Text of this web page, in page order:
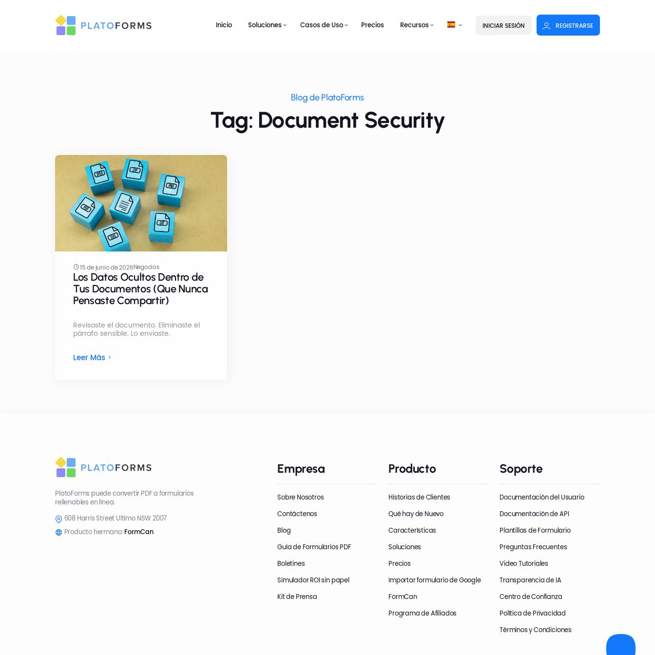
Inicio Soluciones Casos de Uso Precios Recursos INICIAR SESIÓN REGISTRARSE
Blog de PlatoForms
Tag: Document Security
15 de junio de 2026Negocios
Los Datos Ocultos Dentro de
Tus Documentos (Que Nunca
Pensaste Compartir)
Revisaste el documento. Eliminaste el
párrafo sensible. Lo enviaste.
Leer Más
PlatoForms puede convertir PDF a formularios
rellenables en línea.
608 Harris Street Ultimo NSW 2007
Producto hermano: FormCan
Empresa
Sobre Nosotros
Contáctenos
Blog
Guía de Formularios PDF
Boletines
Simulador ROI sin papel
Kit de Prensa
Producto
Historias de Clientes
Qué hay de Nuevo
Características
Soluciones
Precios
Importar formulario de Google
FormCan
Programa de Afiliados
Soporte
Documentación del Usuario
Documentación de API
Plantillas de Formulario
Preguntas Frecuentes
Video Tutoriales
Transparencia de IA
Centro de Confianza
Política de Privacidad
Términos y Condiciones